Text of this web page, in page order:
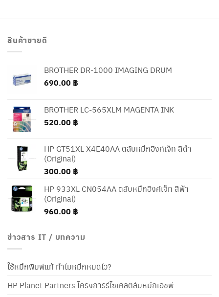
สินค้าขายดี
BROTHER DR-1000 IMAGING DRUM
690.00 ฿
BROTHER LC-565XLM MAGENTA INK
520.00 ฿
HP GT51XL X4E40AA ตลับหมึกอิงค์เจ็ท สีดำ
(Original)
300.00 ฿
HP 933XL CN054AA ตลับหมึกอิงค์เจ็ท สีฟ้า
(Original)
960.00 ฿
ข่าวสาร IT / บทความ
ใช้หมึกพิมพ์แท้ ทำไมหมึกหมดไว?
HP Planet Partners โครงการรีไซเคิลตลับหมึกเอชพี